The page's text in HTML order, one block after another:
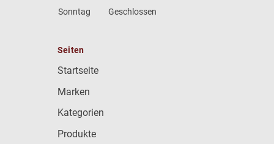
Sonntag
Geschlossen
Seiten
Startseite
Marken
Kategorien
Produkte